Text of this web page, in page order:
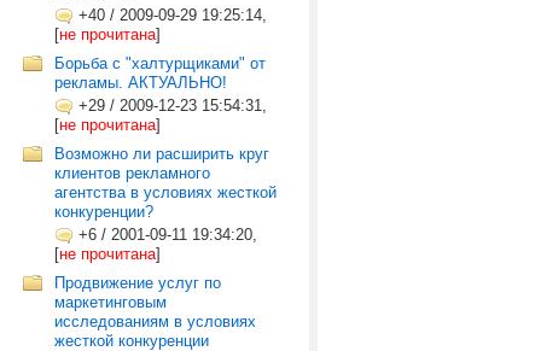
+40 / 2009-09-29 19:25:14,
[не прочитана]
Борьба с "халтурщиками" от
рекламы. АКТУАЛЬНО!
+29 / 2009-12-23 15:54:31,
[не прочитана]
Возможно ли расширить круг
клиентов рекламного
агентства в условиях жесткой
конкуренции?
+6 / 2001-09-11 19:34:20,
[не прочитана]
Продвижение услуг по
маркетинговым
исследованиям в условиях
жесткой конкуренции